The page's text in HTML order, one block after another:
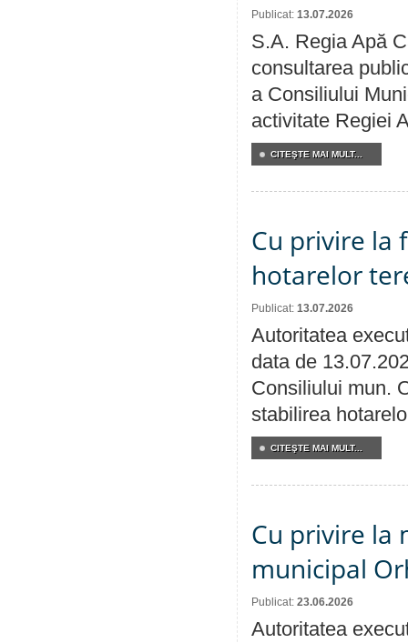
Publicat: 13.07.2026
S.A. Regia Apă
consultarea
a Consiliului
activitate Regiei
CITEŞTE MAI MULT...
Cu privire la
hotarelor
Publicat: 13.07.2026
Autoritatea
data de
Consiliului mun.
stabilirea
CITEŞTE MAI MULT...
Cu privire la
municipal
Publicat: 23.06.2026
Autoritatea